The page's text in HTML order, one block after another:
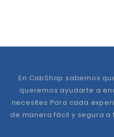
En CabShop sabemos
queremos ayudarte a
necesites Para cada
de manera fácil y segura a